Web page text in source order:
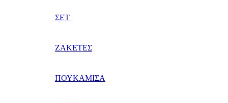
ΣΕΤ
ΖΑΚΕΤΕΣ
ΠΟΥΚΑΜΙΣΑ